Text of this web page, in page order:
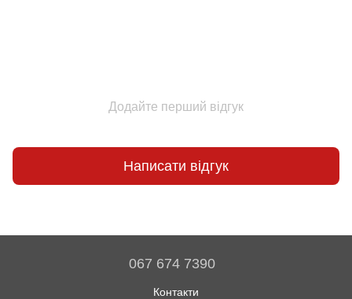
Додайте перший відгук
Написати відгук
067 674 7390
Контакти